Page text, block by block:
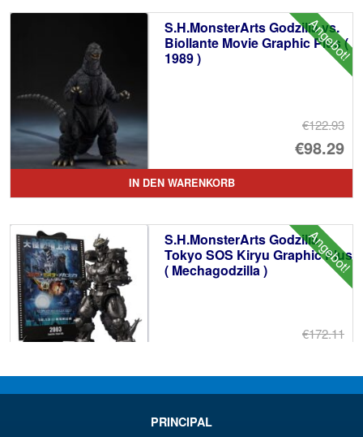
Angebot!
S.H.MonsterArts Godzilla vs.
Biollante Movie Graphic Plus (
1989 )
€122.93
€98.29
IN DEN WARENKORB
Angebot!
S.H.MonsterArts Godzilla
Tokyo SOS Kiryu Graphic Plus
( Mechagodzilla )
€172.11
VORBESTELLUNGEN
PRINCIPAL